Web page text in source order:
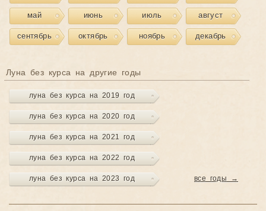
май июнь июль август
сентябрь октябрь ноябрь декабрь
Луна без курса на другие годы
луна без курса на 2019 год
луна без курса на 2020 год
луна без курса на 2021 год
луна без курса на 2022 год
луна без курса на 2023 год все годы →